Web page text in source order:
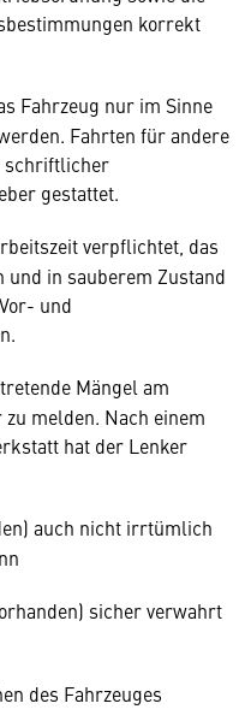
korrekt
Fahrzeug nur im Sinne
Fahrten für andere
schriftlicher
gestattet.
verpflichtet, das
in sauberem Zustand
und
Mängel am
melden. Nach einem
hat der Lenker
auch nicht irrtümlich
sicher verwahrt
des Fahrzeuges